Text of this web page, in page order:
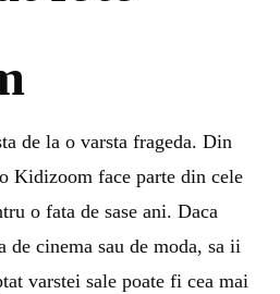
de la o varsta frageda. Din
Kidizoom face parte din cele
o fata de sase ani. Daca
de cinema sau de moda, sa ii
varstei sale poate fi cea mai